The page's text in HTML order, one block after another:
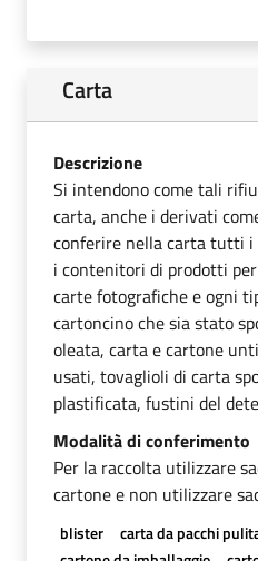
Carta
Descrizione
Si intendono come tali
carta, anche i derivati
conferire nella carta tutti
i contenitori di prodotti
carte fotografiche e ogni
cartoncino che sia stato
oleata, carta e cartone
usati, tovaglioli di carta
plastificata, fustini del
Modalità di conferimento
Per la raccolta utilizzare
cartone e non utilizzare
blister carta da pacchi